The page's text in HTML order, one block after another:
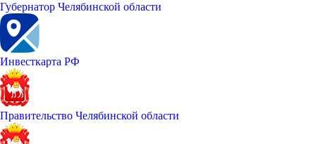
Губернатор Челябинской области
Инвесткарта РФ
Правительство Челябинской области